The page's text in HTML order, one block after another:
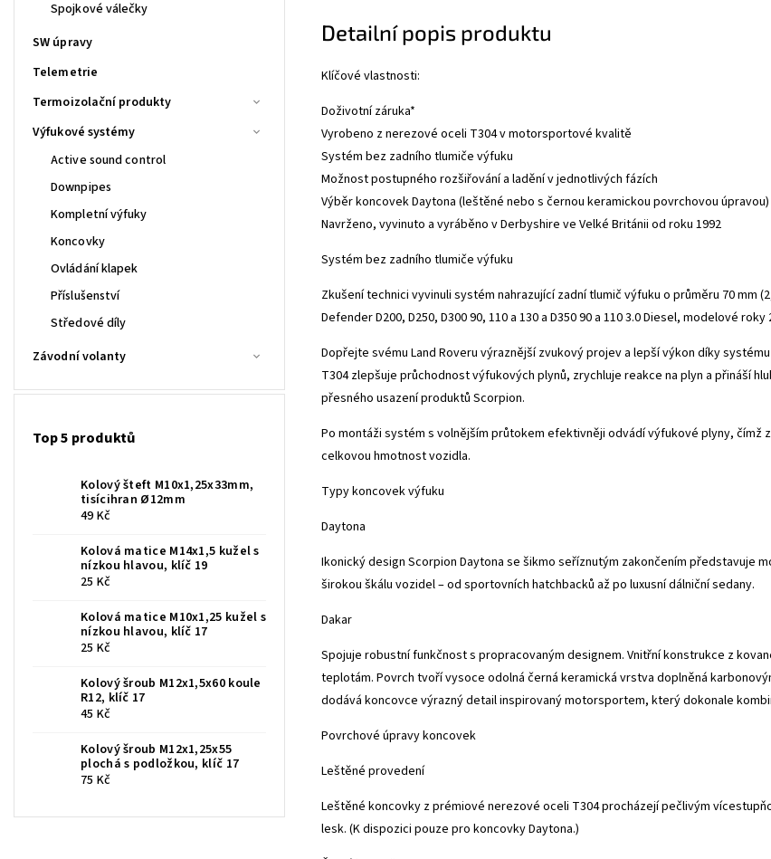
Spojkové válečky
SW úpravy
Telemetrie
Termoizolační produkty
Výfukové systémy
Active sound control
Downpipes
Kompletní výfuky
Koncovky
Ovládání klapek
Příslušenství
Středové díly
Závodní volanty
Top 5 produktů
Kolový šteft M10x1,25x33mm,
tisícihran Ø12mm
49 Kč
Kolová matice M14x1,5 kužel s
nízkou hlavou, klíč 19
25 Kč
Kolová matice M10x1,25 kužel s
nízkou hlavou, klíč 17
25 Kč
Kolový šroub M12x1,5x60 koule
R12, klíč 17
45 Kč
Kolový šroub M12x1,25x55
plochá s podložkou, klíč 17
75 Kč
Detailní popis produktu
Klíčové vlastnosti:
Doživotní záruka*
Vyrobeno z nerezové oceli T304 v motorsportové kvalitě
Systém bez zadního tlumiče výfuku
Možnost postupného rozšiřování a ladění v jednotlivých fázích
Výběr koncovek Daytona (leštěné nebo s černou keramickou povrchovou
Navrženo, vyvinuto a vyráběno v Derbyshire ve Velké Británii od roku 1992
Systém bez zadního tlumiče výfuku
Zkušení technici vyvinuli systém nahrazující zadní tlumič výfuku o průměru 70 mm
Defender D200, D250, D300 90, 110 a 130 a D350 90 a 110 3.0 Diesel, modelové
Dopřejte svému Land Roveru výraznější zvukový projev a lepší výkon díky
T304 zlepšuje průchodnost výfukových plynů, zrychluje reakce na plyn a přináší
přesného usazení produktů Scorpion.
Po montáži systém s volnějším průtokem efektivněji odvádí výfukové plyny, čímž
celkovou hmotnost vozidla.
Typy koncovek výfuku
Daytona
Ikonický design Scorpion Daytona se šikmo seříznutým zakončením představuje
širokou škálu vozidel – od sportovních hatchbacků až po luxusní dálniční sedany.
Dakar
Spojuje robustní funkčnost s propracovaným designem. Vnitřní konstrukce z
teplotám. Povrch tvoří vysoce odolná černá keramická vrstva doplněná
dodává koncovce výrazný detail inspirovaný motorsportem, který dokonale
Povrchové úpravy koncovek
Leštěné provedení
Leštěné koncovky z prémiové nerezové oceli T304 procházejí pečlivým
lesk. (K dispozici pouze pro koncovky Daytona.)